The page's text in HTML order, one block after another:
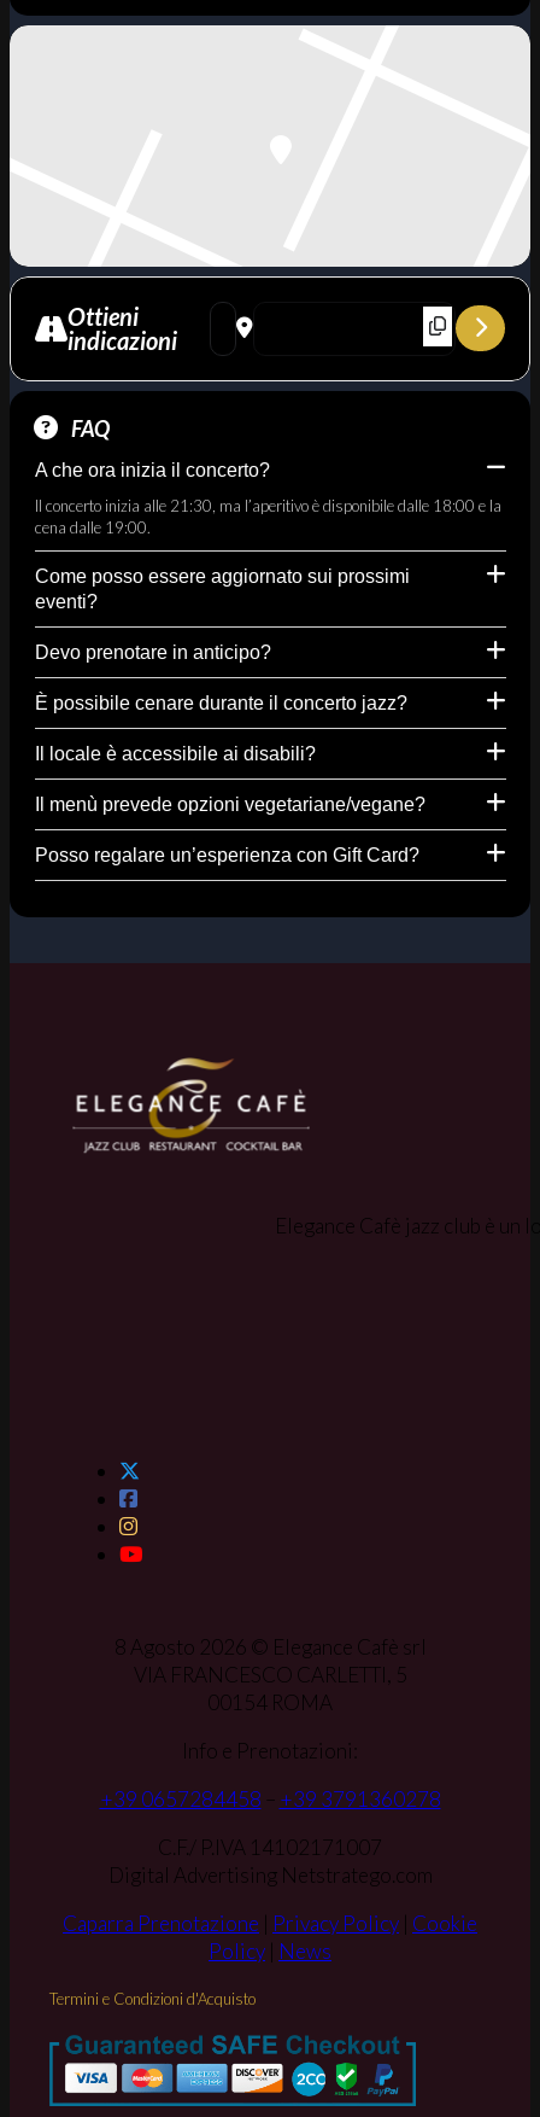
Ottieni
indicazioni
Address - AROUND ARETHA – Omaggio ad
Destination Address - AROUND
FAQ
A che ora inizia il concerto?
Il concerto inizia alle 21:30, ma l’aperitivo è disponibile dalle 18:00 e la
cena dalle 19:00.
Come posso essere aggiornato sui prossimi
eventi?
Devo prenotare in anticipo?
È possibile cenare durante il concerto jazz?
Il locale è accessibile ai disabili?
Il menù prevede opzioni vegetariane/vegane?
Posso regalare un’esperienza con Gift Card?
Elegance Cafè jazz club è un
8 Agosto 2026 © Elegance Cafè srl
VIA FRANCESCO CARLETTI, 5
00154 ROMA
Info e Prenotazioni:
+39 0657284458 – +39 3791360278
C.F./ P.IVA 14102171007
Digital Advertising Netstratego.com
Caparra Prenotazione
Privacy Policy Cookie
Policy
News
Termini e Condizioni d'Acquisto